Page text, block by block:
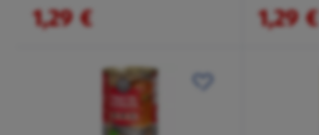
1,29 € 1,29 €